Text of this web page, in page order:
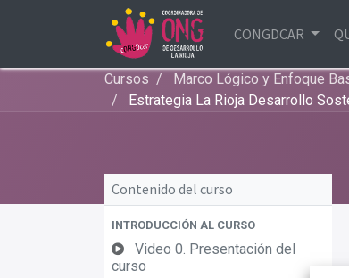
CONGDCAR
Cursos
Marco Lógico y Enfoque
Estrategia La Rioja Desarrollo
Contenido del curso
INTRODUCCIÓN AL CURSO
Video 0. Presentación del
curso